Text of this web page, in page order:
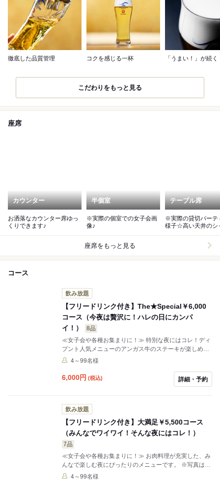
徹底した品質管理 コクを感じる一杯 「うまい！」が続く
こだわりをもっと見る
座席
カウンター
お洒落なカウンター席ゆっ
くりできます♪
半個室
※実際の個室での女子会画
像♪
テーブル席
※実際の貸切パーテ
様子☆高い天井のシ
座席をもっと見る
コース
飲み放題
【フリードリンク付き】The★Special￥6,000
コース（今夜は贅沢に！ハレの日にカンパ
イ！）
8品
≪女子会や各種お集まりに！≫ 特別な夜にはコレ！ディ
プント人気メニューのアンガス牛のステーキが楽しめ
る、ボリューム満点のコースです。 ※写真はイメージで
4～99名様
6,000円 (税込) 詳細・予約
飲み放題
【フリードリンク付き】大満足￥5,500コース
（みんなでワイワイ！そんな夜にはコレ！）
7品
≪女子会や各種お集まりに！≫ お肉料理が充実した、み
んなで楽しむ夜にぴったりのメニューです。 ※写真はイ
メージです。
4～99名様